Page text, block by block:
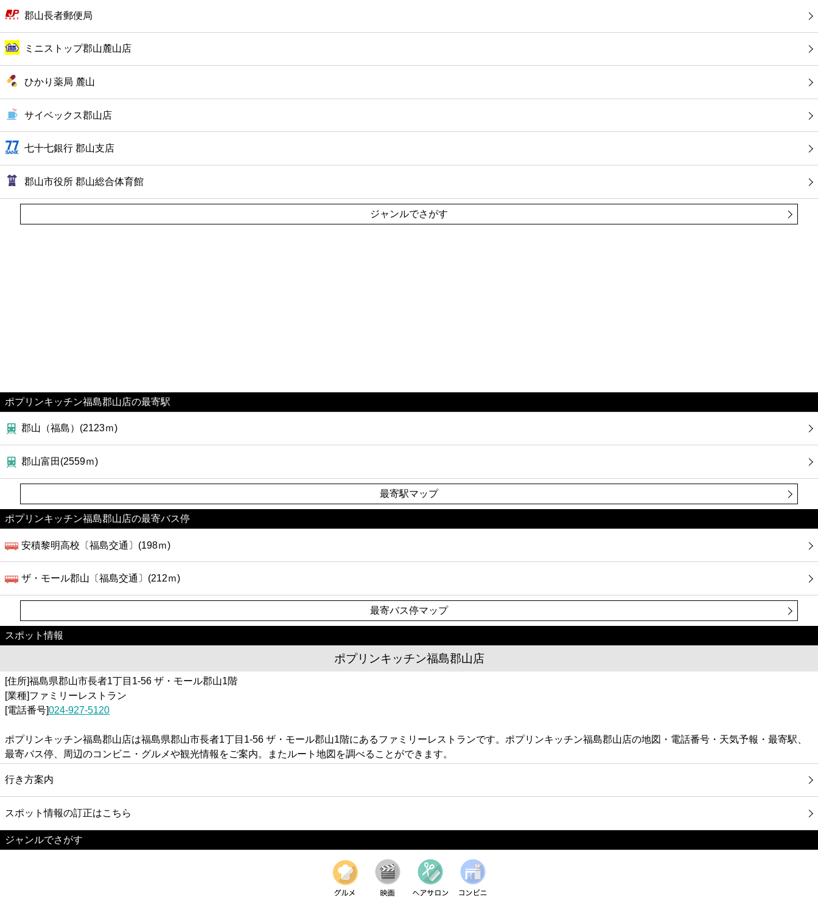
郡山長者郵便局
ミニストップ郡山麓山店
ひかり薬局 麓山
サイベックス郡山店
七十七銀行 郡山支店
郡山市役所 郡山総合体育館
ジャンルでさがす
ポプリンキッチン福島郡山店の最寄駅
郡山（福島）(2123ｍ)
郡山富田(2559ｍ)
最寄駅マップ
ポプリンキッチン福島郡山店の最寄バス停
安積黎明高校〔福島交通〕(198ｍ)
ザ・モール郡山〔福島交通〕(212ｍ)
最寄バス停マップ
スポット情報
ポプリンキッチン福島郡山店
[住所]福島県郡山市長者1丁目1-56 ザ・モール郡山1階
[業種]ファミリーレストラン
[電話番号]024-927-5120
ポプリンキッチン福島郡山店は福島県郡山市長者1丁目1-56 ザ・モール郡山1階にあるファミリーレストランです。ポプリンキッチン福島郡山店の地図・電話番号・天気予報・最寄駅、
最寄バス停、周辺のコンビニ・グルメや観光情報をご案内。またルート地図を調べることができます。
行き方案内
スポット情報の訂正はこちら
ジャンルでさがす